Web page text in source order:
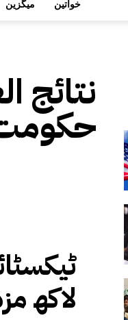
میگزین خواتین
نتائج
حکومت
لاکھ